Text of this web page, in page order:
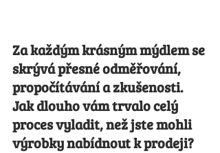
Za každým krásným mýdlem se
skrývá přesné odměřování,
propočítávání a zkušenosti.
Jak dlouho vám trvalo celý
proces vyladit, než jste mohli
výrobky nabídnout k prodeji?